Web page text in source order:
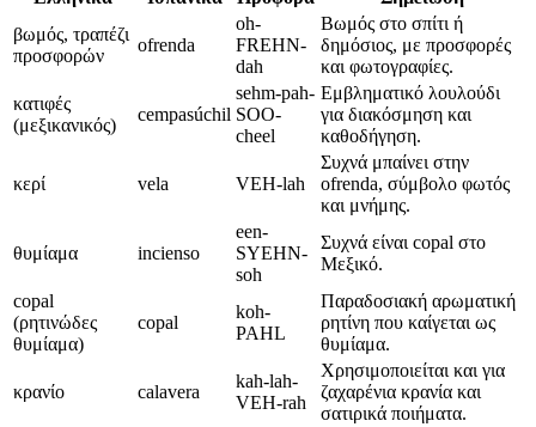
βωμός, τραπέζι
προσφορών
ofrenda
oh-
FREHN-
dah
Βωμός στο σπίτι ή
δημόσιος, με προσφορές
και φωτογραφίες.
κατιφές
(μεξικανικός)
cempasúchil
sehm-pah-
SOO-
cheel
Εμβληματικό λουλούδι
για διακόσμηση και
καθοδήγηση.
κερί vela VEH-lah
Συχνά μπαίνει στην
ofrenda, σύμβολο φωτός
και μνήμης.
θυμίαμα incienso
een-
SYEHN-
soh
Συχνά είναι copal στο
Μεξικό.
copal
(ρητινώδες
θυμίαμα)
copal
koh-
PAHL
Παραδοσιακή αρωματική
ρητίνη που καίγεται ως
θυμίαμα.
κρανίο calavera
kah-lah-
VEH-rah
Χρησιμοποιείται και για
ζαχαρένια κρανία και
σατιρικά ποιήματα.